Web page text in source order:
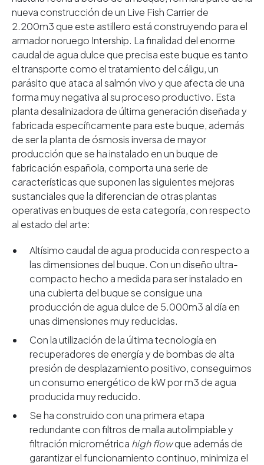
nueva construcción de un Live Fish Carrier de
2.200m3 que este astillero está construyendo para el
armador noruego Intership. La finalidad del enorme
caudal de agua dulce que precisa este buque es tanto
el transporte como el tratamiento del cáligu, un
parásito que ataca al salmón vivo y que afecta de una
forma muy negativa al su proceso productivo. Esta
planta desalinizadora de última generación diseñada y
fabricada específicamente para este buque, además
de ser la planta de ósmosis inversa de mayor
producción que se ha instalado en un buque de
fabricación española, comporta una serie de
características que suponen las siguientes mejoras
sustanciales que la diferencian de otras plantas
operativas en buques de esta categoría, con respecto
al estado del arte:
Altísimo caudal de agua producida con respecto a
las dimensiones del buque. Con un diseño ultra-
compacto hecho a medida para ser instalado en
una cubierta del buque se consigue una
producción de agua dulce de 5.000m3 al día en
unas dimensiones muy reducidas.
Con la utilización de la última tecnología en
recuperadores de energía y de bombas de alta
presión de desplazamiento positivo, conseguimos
un consumo energético de kW por m3 de agua
producida muy reducido.
Se ha construido con una primera etapa
redundante con filtros de malla autolimpiable y
filtración micrométrica high flowque además de
garantizar el funcionamiento continuo, minimiza el